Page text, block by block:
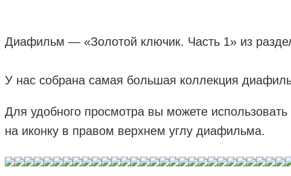
Диафильм — «Золотой ключик. Часть 1» из
У нас собрана самая большая коллекция
Для удобного просмотра вы можете
на иконку в правом верхнем углу диафильма.